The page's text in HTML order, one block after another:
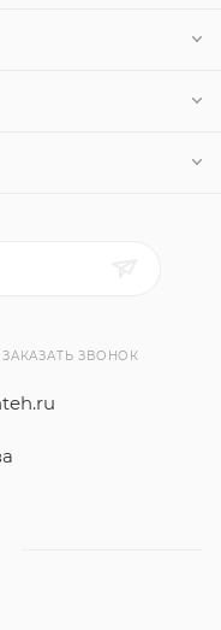
ЗАКАЗАТЬ ЗВОНОК